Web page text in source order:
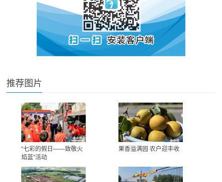
推荐图片
“七彩的假日——致敬火
焰蓝”活动
果香溢满园 农户迎丰收